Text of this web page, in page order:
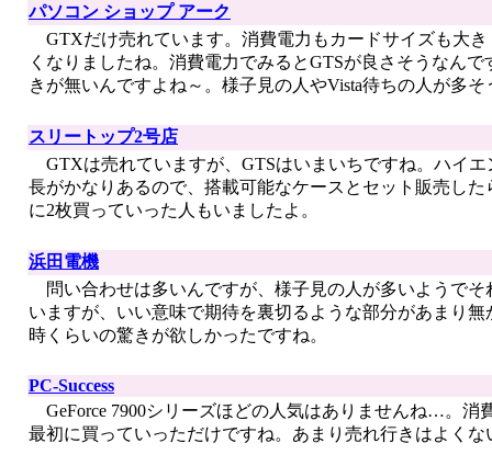
パソコン ショップ アーク
GTXだけ売れています。消費電力もカードサイズも大
くなりましたね。消費電力でみるとGTSが良さそうなん
きが無いんですよね～。様子見の人やVista待ちの人が多そ
スリートップ2号店
GTXは売れていますが、GTSはいまいちですね。ハイ
長がかなりあるので、搭載可能なケースとセット販売し
に2枚買っていった人もいましたよ。
浜田電機
問い合わせは多いんですが、様子見の人が多いようで
いますが、いい意味で期待を裏切るような部分があまり無
時くらいの驚きが欲しかったですね。
PC-Success
GeForce 7900シリーズほどの人気はありませんね…。消
最初に買っていっただけですね。あまり売れ行きはよくな